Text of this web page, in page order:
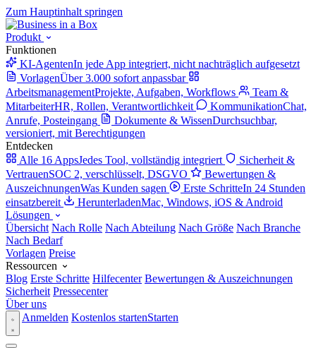
Zum Hauptinhalt springen
Produkt
Funktionen
KI-AgentenIn jede App integriert, nicht nachträglich aufgesetzt
VorlagenÜber 3.000 sofort anpassbar
ArbeitsmanagementProjekte, Aufgaben, Workflows
Team &
MitarbeiterHR, Rollen, Verantwortlichkeit KommunikationChat,
Anrufe, Posteingang
Dokumente & WissenDurchsuchbar,
versioniert, mit Berechtigungen
Entdecken
Alle 16 AppsJedes Tool, vollständig integriert
Sicherheit &
VertrauenSOC 2, verschlüsselt, DSGVO
Bewertungen &
AuszeichnungenWas Kunden sagen Erste SchritteIn 24 Stunden
einsatzbereit
HerunterladenMac, Windows, iOS & Android
Lösungen
Übersicht Nach Rolle Nach Abteilung Nach Größe Nach Branche
Nach Bedarf
Vorlagen Preise
Ressourcen
Blog Erste Schritte Hilfecenter Bewertungen & Auszeichnungen
Sicherheit Pressecenter
Über uns
Anmelden Kostenlos startenStarten